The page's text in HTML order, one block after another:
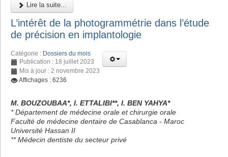
Lire la suite...
L’intérêt de la photogrammétrie dans l’étude
de précision en implantologie
Catégorie : Dossiers du mois
Publication : 18 juillet 2023
Mis à jour : 2 novembre 2023
Affichages : 6236
M. BOUZOUBAA*, I. ETTALIBI**, I. BEN YAHYA*
* Département de médecine orale et chirurgie orale
Faculté de médecine dentaire de Casablanca - Maroc
Université Hassan II
** Médecin dentiste du secteur privé